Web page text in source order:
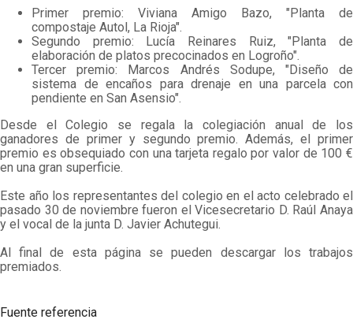
Primer premio: Viviana Amigo Bazo, "Planta de
compostaje Autol, La Rioja".
Segundo premio: Lucía Reinares Ruiz, "Planta de
elaboración de platos precocinados en Logroño".
Tercer premio: Marcos Andrés Sodupe, "Diseño de
sistema de encaños para drenaje en una parcela con
pendiente en San Asensio".
Desde el Colegio se regala la colegiación anual de los
ganadores de primer y segundo premio. Además, el primer
premio es obsequiado con una tarjeta regalo por valor de 100 €
en una gran superficie.
Este año los representantes del colegio en el acto celebrado el
pasado 30 de noviembre fueron el Vicesecretario D. Raúl Anaya
y el vocal de la junta D. Javier Achutegui.
Al final de esta página se pueden descargar los trabajos
premiados.
Fuente referencia